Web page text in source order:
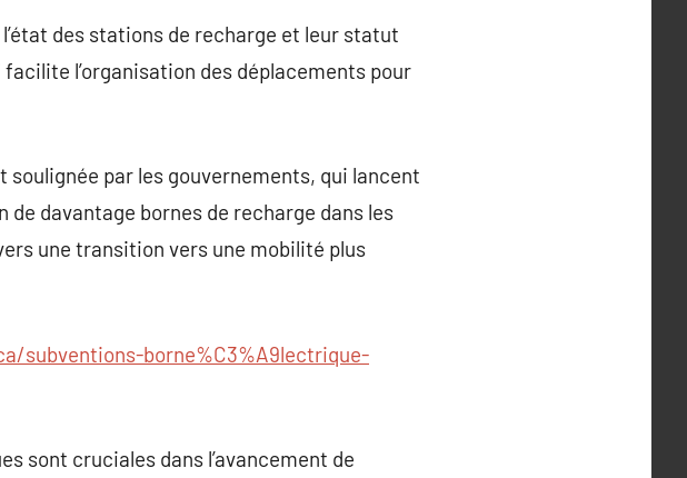
des stations de recharge et leur statut
l’organisation des déplacements pour
par les gouvernements, qui lancent
davantage bornes de recharge dans les
une transition vers une mobilité plus
subventions-borne%C3%A9lectrique-
sont cruciales dans l’avancement de